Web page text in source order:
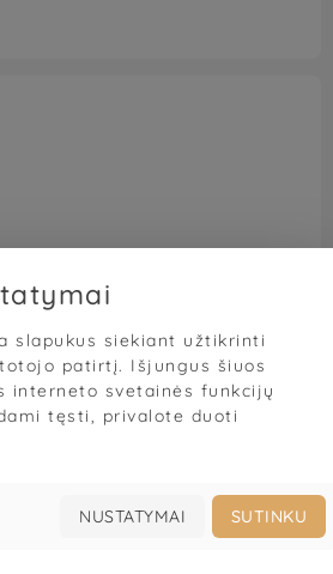
5,0     (121)
Depiliacija Blakstienos
Navickė
slapukus siekiant užtikrinti
patirtį. Išjungus šiuos
interneto svetainės funkcijų
tęsti, privalote duoti
NUSTATYMAI SUTINKU